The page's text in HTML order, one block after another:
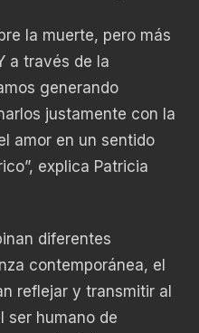
la muerte, pero más
a través de la
generando
justamente con la
amor en un sentido
explica Patricia
diferentes
contemporánea, el
reflejar y transmitir al
ser humano de